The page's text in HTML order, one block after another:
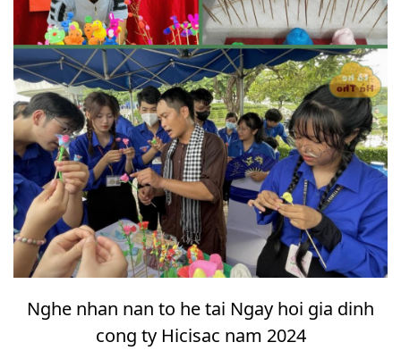
Nghe nhan nan to he tai Ngay hoi gia dinh
cong ty Hicisac nam 2024